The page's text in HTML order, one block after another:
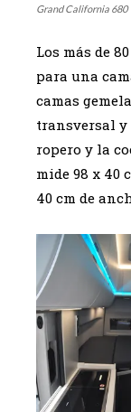
Grand California 680
Los más de
para una
camas
transversal y
ropero y la
mide 98 x 40
40 cm de